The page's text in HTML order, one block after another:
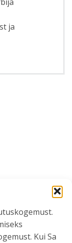
Kui Sa
ja